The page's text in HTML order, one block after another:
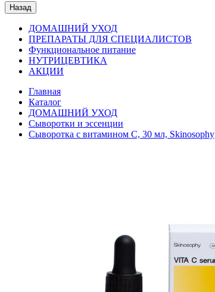
Назад
ДОМАШНИЙ УХОД
ПРЕПАРАТЫ ДЛЯ СПЕЦИАЛИСТОВ
Функциональное питание
НУТРИЦЕВТИКА
АКЦИИ
Главная
Каталог
ДОМАШНИЙ УХОД
Сыворотки и эссенции
Сыворотка с витамином С, 30 мл, Skinosophy